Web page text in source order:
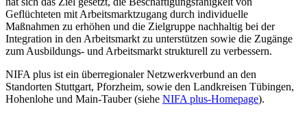
Geflüchteten mit Arbeitsmarktzugang durch individuelle
Maßnahmen zu erhöhen und die Zielgruppe nachhaltig bei der
Integration in den Arbeitsmarkt zu unterstützen sowie die Zugänge
zum Ausbildungs- und Arbeitsmarkt strukturell zu verbessern.
NIFA plus ist ein überregionaler Netzwerkverbund an den
Standorten Stuttgart, Pforzheim, sowie den Landkreisen Tübingen,
Hohenlohe und Main-Tauber (siehe NIFA plus-Homepage).